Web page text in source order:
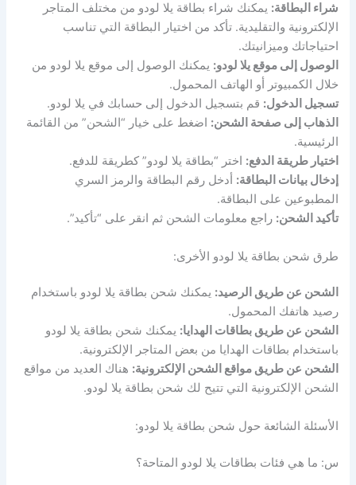
شراء البطاقة: يمكنك شراء بطاقة يلا لودو من مختلف المتاجر
الإلكترونية والتقليدية. تأكد من اختيار البطاقة التي تناسب
احتياجاتك وميزانيتك.
الوصول إلى موقع يلا لودو: يمكنك الوصول إلى موقع يلا لودو من
خلال الكمبيوتر أو الهاتف المحمول.
تسجيل الدخول: قم بتسجيل الدخول إلى حسابك في يلا لودو.
الذهاب إلى صفحة الشحن: اضغط على خيار “الشحن” من القائمة
الرئيسية.
اختيار طريقة الدفع: اختر “بطاقة يلا لودو” كطريقة للدفع.
إدخال بيانات البطاقة: أدخل رقم البطاقة والرمز السري
المطبوعين على البطاقة.
تأكيد الشحن: راجع معلومات الشحن ثم انقر على “تأكيد”.
طرق شحن بطاقة يلا لودو الأخرى:
الشحن عن طريق الرصيد: يمكنك شحن بطاقة يلا لودو باستخدام
رصيد هاتفك المحمول.
الشحن عن طريق بطاقات الهدايا: يمكنك شحن بطاقة يلا لودو
باستخدام بطاقات الهدايا من بعض المتاجر الإلكترونية.
الشحن عن طريق مواقع الشحن الإلكترونية: هناك العديد من مواقع
الشحن الإلكترونية التي تتيح لك شحن بطاقة يلا لودو.
الأسئلة الشائعة حول شحن بطاقة يلا لودو:
س: ما هي فئات بطاقات يلا لودو المتاحة؟